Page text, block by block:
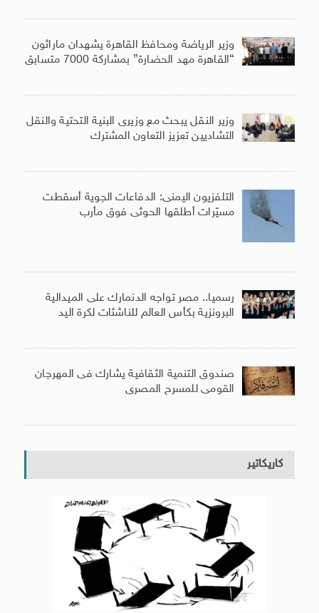
وزير الرياضة ومحافظ القاهرة يشهدان ماراثون
“القاهرة مهد الحضارة” بمشاركة 7000 متسابق
وزير النقل يبحث مع وزيرى البنية التحتية والنقل
التشاديين تعزيز التعاون المشترك
التلفزيون اليمنى: الدفاعات الجوية أسقطت
مسيّرات أطلقها الحوثى فوق مأرب
رسميا.. مصر تواجه الدنمارك على الميدالية
البرونزية بكأس العالم للناشئات لكرة اليد
صندوق التنمية الثقافية يشارك فى المهرجان
القومى للمسرح المصرى
كاريكاتير